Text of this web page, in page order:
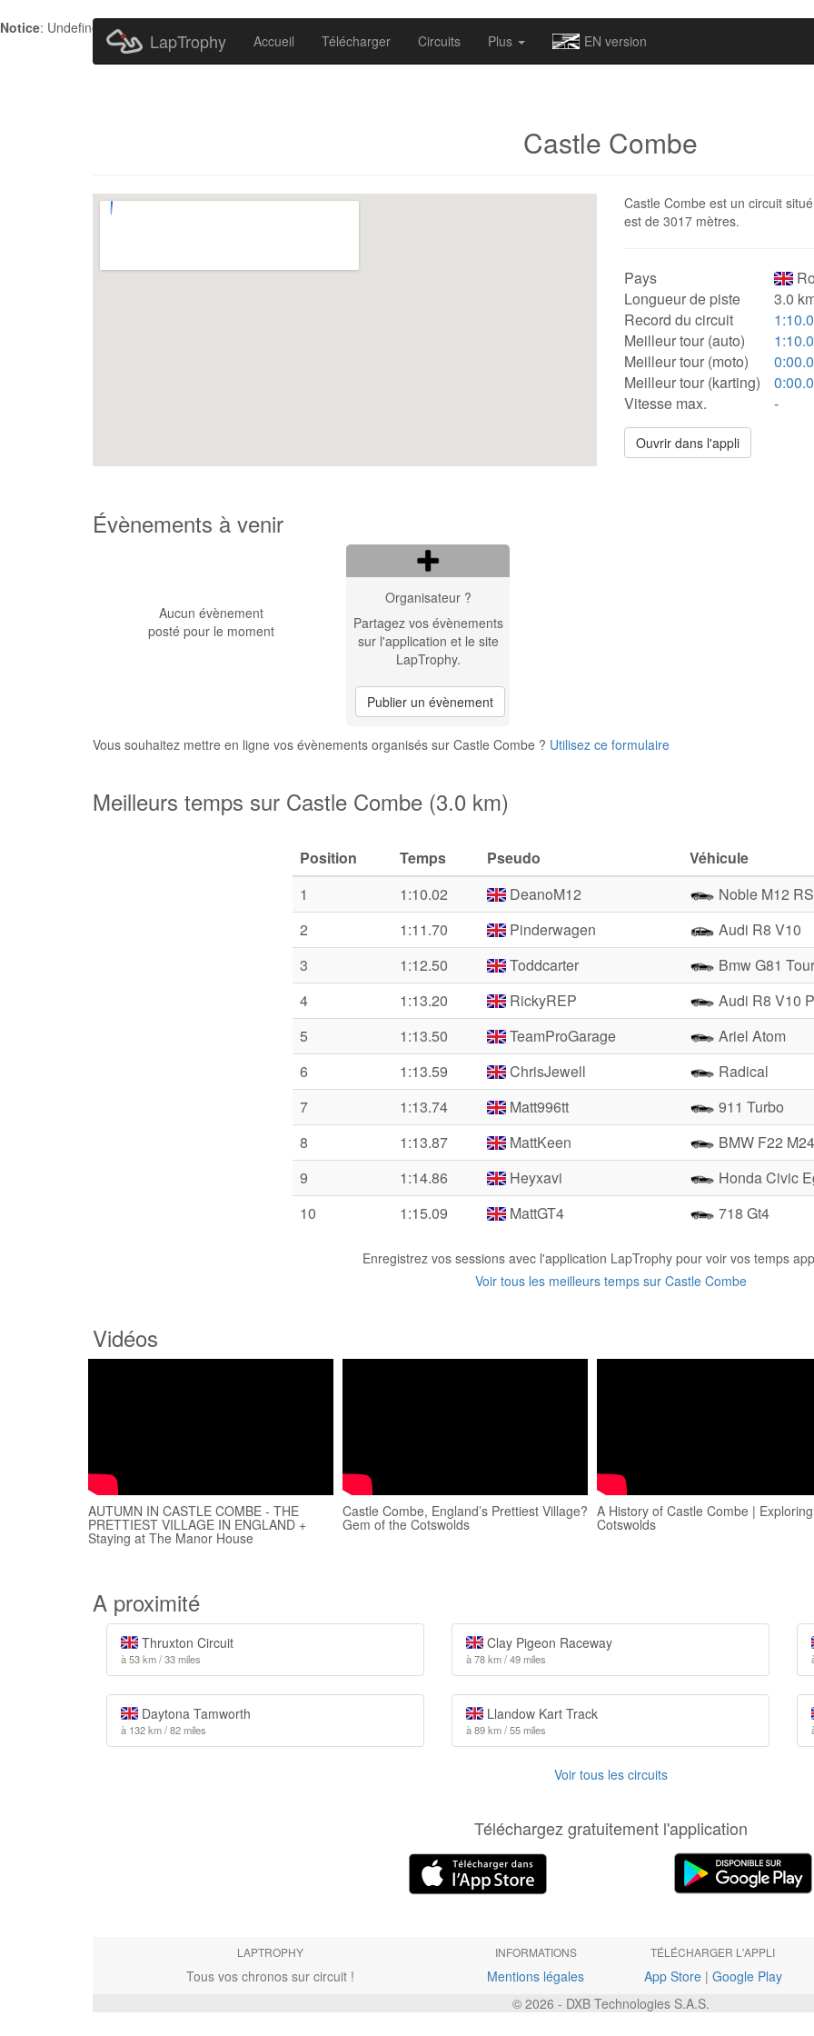
Notice: Undefined index: HTTP_ACCEPT_LANGUAGE in
LapTrophy Accueil Télécharger Circuits Plus EN version
Castle Combe
Castle Combe est un circuit
est de 3017 mètres.
Pays
Longueur de piste
3.0
Record du circuit
Meilleur tour (auto)
Meilleur tour (moto)
Meilleur tour (karting)
Vitesse max.
-
Ouvrir dans l'appli
Évènements à venir
Aucun évènement
posté pour le moment
Organisateur ?
Partagez vos évènements
sur l'application et le site
LapTrophy.
Publier un évènement
Vous souhaitez mettre en ligne vos évènements organisés sur Castle Combe ? Utilisez ce formulaire
Meilleurs temps sur Castle Combe (3.0 km)
Position Temps Pseudo
Véhicule
1
1:10.02 DeanoM12
Noble M12
2
1:11.70 Pinderwagen
Audi R8 V10
3
1:12.50 Toddcarter
Bmw G81
4
1:13.20 RickyREP
Audi R8 V10
5
1:13.50 TeamProGarage
Ariel Atom
6
1:13.59 ChrisJewell
Radical
7
1:13.74 Matt996tt
911 Turbo
8
1:13.87 MattKeen
BMW F22
9
1:14.86 Heyxavi
Honda Civic
10
1:15.09 MattGT4 718 Gt4
Enregistrez vos sessions avec l'application LapTrophy pour voir vos temps
Voir tous les meilleurs temps sur Castle Combe
Vidéos
AUTUMN IN CASTLE COMBE - THE
PRETTIEST VILLAGE IN ENGLAND +
Staying at The Manor House
Castle Combe, England’s Prettiest Village?
Gem of the Cotswolds
A History of Castle Combe |
Cotswolds
A proximité
Thruxton Circuit
à 53 km / 33 miles
Clay Pigeon Raceway
à 78 km / 49 miles
Daytona Tamworth
à 132 km / 82 miles
Llandow Kart Track
à 89 km / 55 miles
Voir tous les circuits
Téléchargez gratuitement l'application
LAPTROPHY
Tous vos chronos sur circuit !
INFORMATIONS
Mentions légales
TÉLÉCHARGER L'APPLI
App Store| Google Play
© 2026 - DXB Technologies S.A.S.